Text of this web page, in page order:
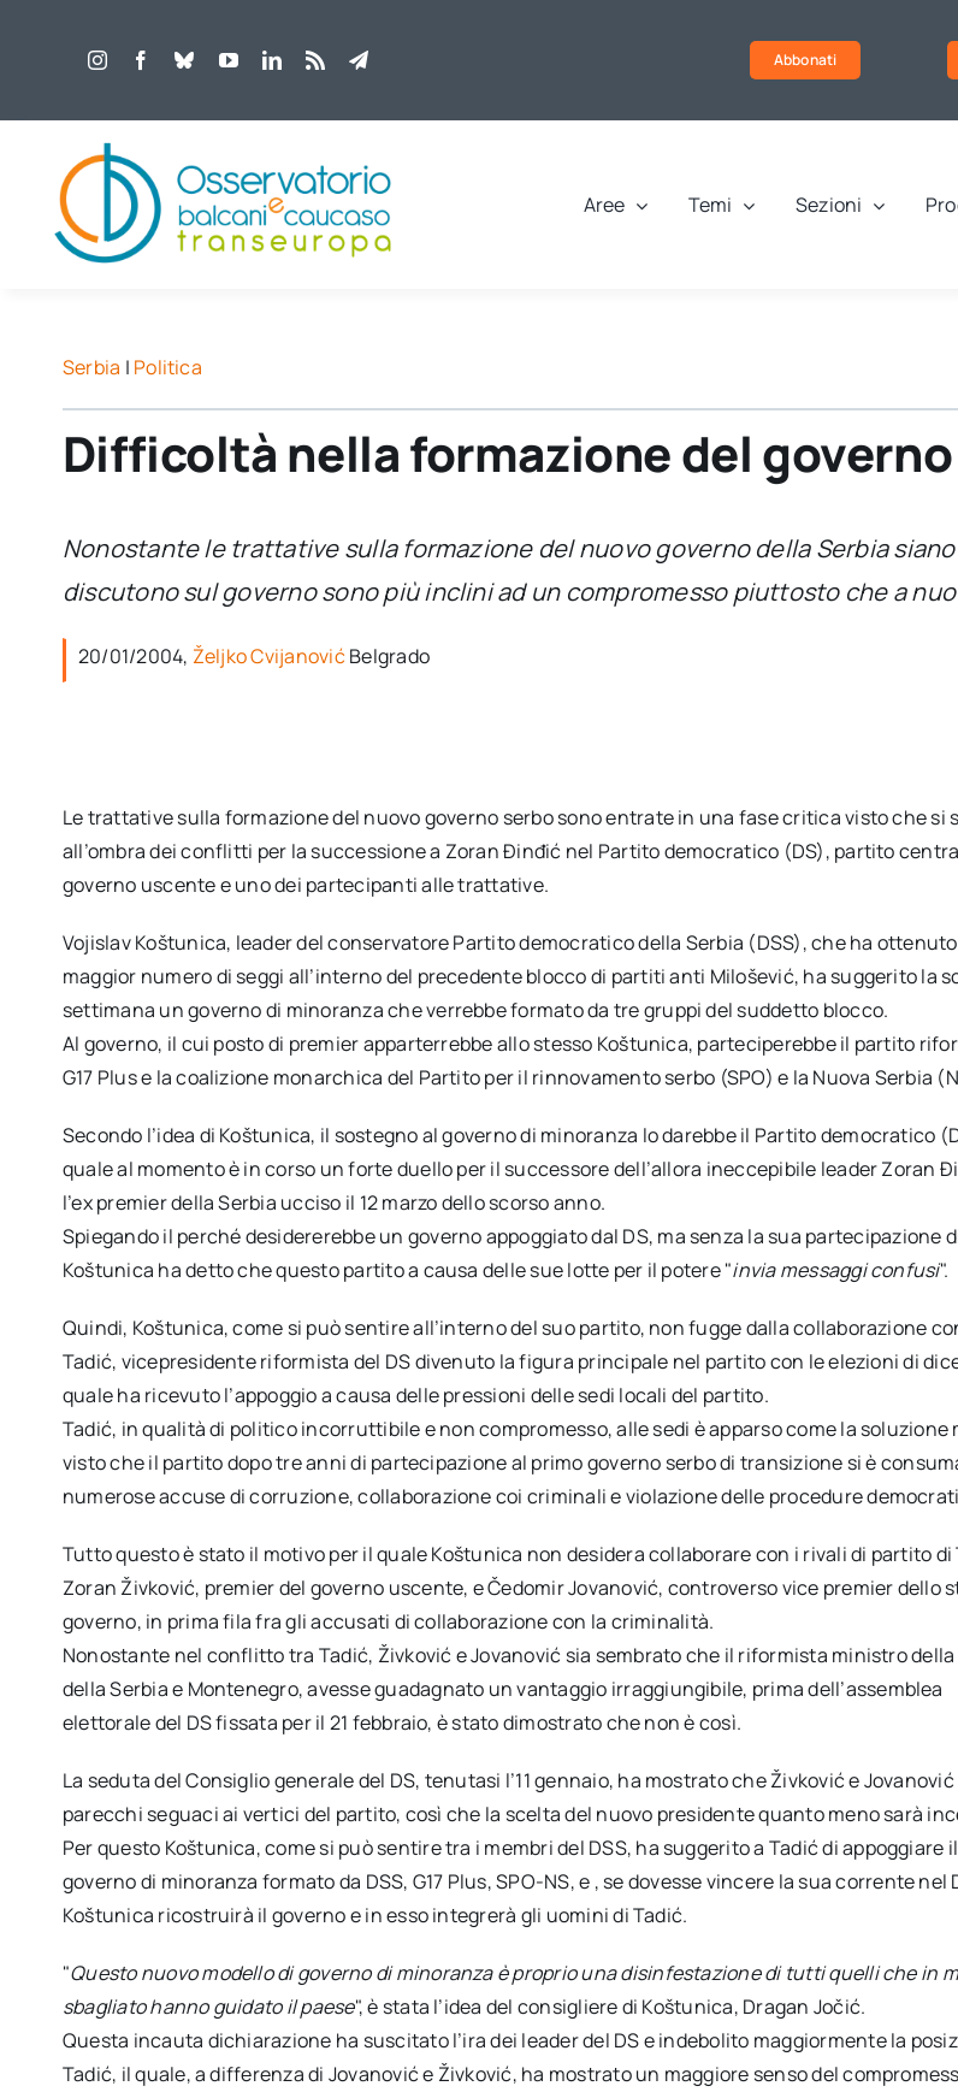
Abbonati
Aree Temi Sezioni
Serbia | Politica
Difficoltà nella formazione del
Nonostante le trattative sulla formazione del nuovo governo della Serbia
discutono sul governo sono più inclini ad un compromesso piuttosto che a
20/01/2004, Željko CvijanovićBelgrado
Le trattative sulla formazione del nuovo governo serbo sono entrate in una fase critica visto che si
all’ombra dei conflitti per la successione a Zoran Ðinđić nel Partito democratico (DS), partito
governo uscente e uno dei partecipanti alle trattative.
Vojislav Koštunica, leader del conservatore Partito democratico della Serbia (DSS), che ha
maggior numero di seggi all’interno del precedente blocco di partiti anti Milošević, ha suggerito la
settimana un governo di minoranza che verrebbe formato da tre gruppi del suddetto blocco.
Al governo, il cui posto di premier apparterrebbe allo stesso Koštunica, parteciperebbe il partito
G17 Plus e la coalizione monarchica del Partito per il rinnovamento serbo (SPO) e la Nuova Serbia
Secondo l’idea di Koštunica, il sostegno al governo di minoranza lo darebbe il Partito democratico
quale al momento è in corso un forte duello per il successore dell’allora ineccepibile leader Zoran
l’ex premier della Serbia ucciso il 12 marzo dello scorso anno.
Spiegando il perché desidererebbe un governo appoggiato dal DS, ma senza la sua partecipazione
Koštunica ha detto che questo partito a causa delle sue lotte per il potere "invia messaggi confusi".
Quindi, Koštunica, come si può sentire all’interno del suo partito, non fugge dalla collaborazione
Tadić, vicepresidente riformista del DS divenuto la figura principale nel partito con le elezioni di
quale ha ricevuto l’appoggio a causa delle pressioni delle sedi locali del partito.
Tadić, in qualità di politico incorruttibile e non compromesso, alle sedi è apparso come la soluzione
visto che il partito dopo tre anni di partecipazione al primo governo serbo di transizione si è
numerose accuse di corruzione, collaborazione coi criminali e violazione delle procedure
Tutto questo è stato il motivo per il quale Koštunica non desidera collaborare con i rivali di partito di
Zoran Živković, premier del governo uscente, e Čedomir Jovanović, controverso vice premier dello
governo, in prima fila fra gli accusati di collaborazione con la criminalità.
Nonostante nel conflitto tra Tadić, Živković e Jovanović sia sembrato che il riformista ministro
della Serbia e Montenegro, avesse guadagnato un vantaggio irraggiungibile, prima dell’assemblea
elettorale del DS fissata per il 21 febbraio, è stato dimostrato che non è così.
La seduta del Consiglio generale del DS, tenutasi l’11 gennaio, ha mostrato che Živković e
parecchi seguaci ai vertici del partito, così che la scelta del nuovo presidente quanto meno sarà
Per questo Koštunica, come si può sentire tra i membri del DSS, ha suggerito a Tadić di appoggiare il
governo di minoranza formato da DSS, G17 Plus, SPO-NS, e , se dovesse vincere la sua corrente nel
Koštunica ricostruirà il governo e in esso integrerà gli uomini di Tadić.
"Questo nuovo modello di governo di minoranza è proprio una disinfestazione di tutti quelli che in
sbagliato hanno guidato il paese", è stata l’idea del consigliere di Koštunica, Dragan Jočić.
Questa incauta dichiarazione ha suscitato l’ira dei leader del DS e indebolito maggiormente la
Tadić, il quale, a differenza di Jovanović e Živković, ha mostrato un maggiore senso del